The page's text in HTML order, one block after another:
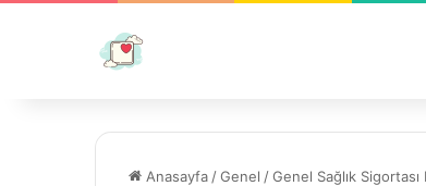
Anasayfa /Genel /Genel Sağlık